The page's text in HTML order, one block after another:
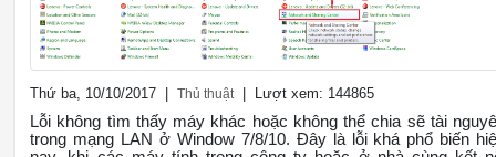
Thứ ba, 10/10/2017 |Thủ thuật | Lượt xem: 144865
Lỗi không tìm thấy máy khác hoặc không thể chia sẽ tài
trong mạng LAN ở Window 7/8/10. Đây là lỗi khá phổ biến